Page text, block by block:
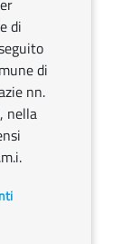
di
di
nn.
nella